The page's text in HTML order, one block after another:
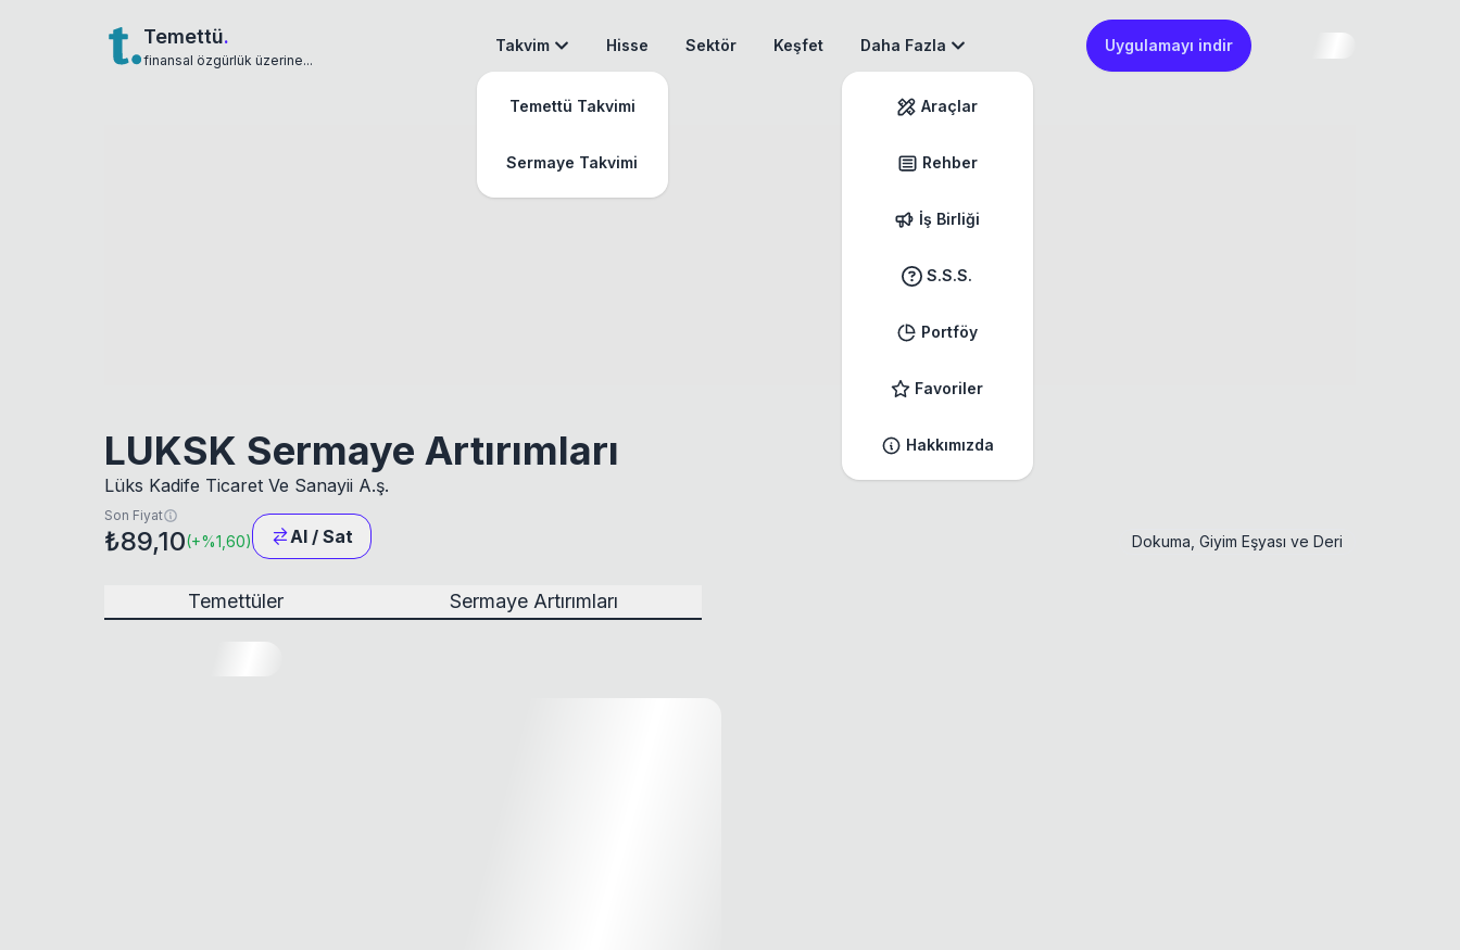
Temettü.
finansal özgürlük üzerine...
Takvim
Temettü Takvimi
Sermaye Takvimi
Hisse Sektör Keşfet Daha Fazla
Araçlar
Rehber
İş Birliği
S.S.S.
Portföy
Favoriler
Hakkımızda
Uygulamayı indir
LUKSK Sermaye Artırımları
Lüks Kadife Ticaret Ve Sanayii A.ş.
Son Fiyat
₺89,10(+%1,60) Al / Sat Dokuma, Giyim Eşyası ve Deri
Temettüler Sermaye Artırımları